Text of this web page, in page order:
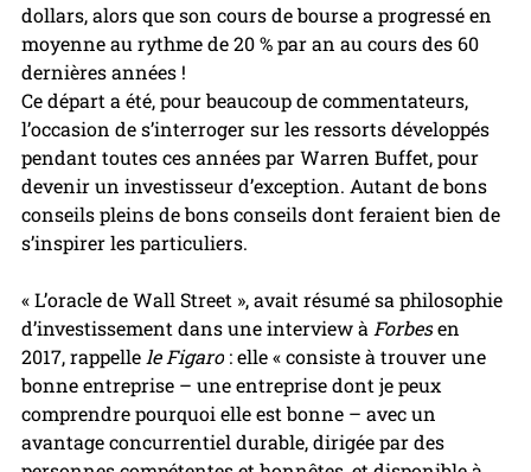
dollars, alors que son cours de bourse a progressé en
moyenne au rythme de 20 % par an au cours des 60
dernières années !
Ce départ a été, pour beaucoup de commentateurs,
l’occasion de s’interroger sur les ressorts développés
pendant toutes ces années par Warren Buffet, pour
devenir un investisseur d’exception. Autant de bons
conseils pleins de bons conseils dont feraient bien de
s’inspirer les particuliers.
« L’oracle de Wall Street », avait résumé sa philosophie
d’investissement dans une interview à Forbes en
2017, rappelle le Figaro : elle « consiste à trouver une
bonne entreprise – une entreprise dont je peux
comprendre pourquoi elle est bonne – avec un
avantage concurrentiel durable, dirigée par des